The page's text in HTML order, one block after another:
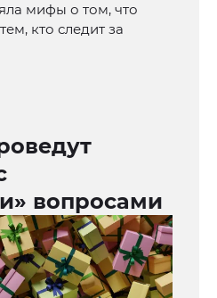
мифы о том, что
кто следит за
вопросами